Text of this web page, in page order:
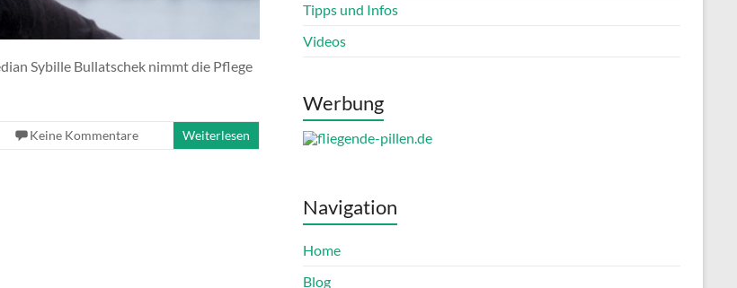
Sybille Bullatschek nimmt die Pflege
Keine Kommentare Weiterlesen
Tipps und Infos
Videos
Werbung
Navigation
Home
Blog